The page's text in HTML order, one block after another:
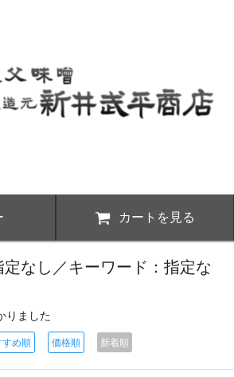
カートを見る
定なし／キーワード：指定な
りました
すめ順 価格順 新着順